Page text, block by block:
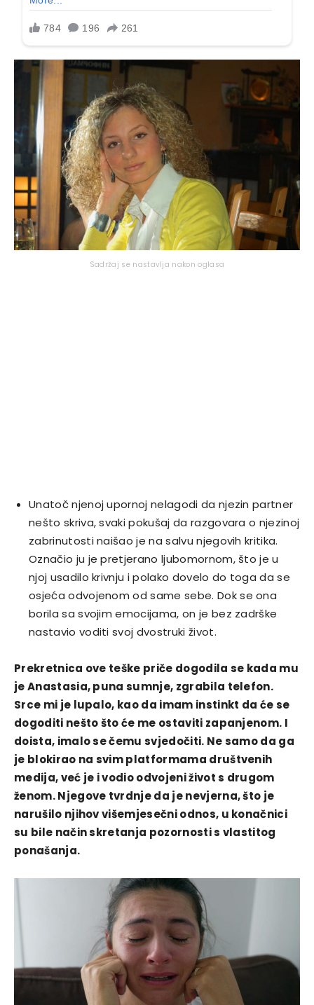
Sadržaj se nastavlja nakon oglasa
Unatoč njenoj upornoj nelagodi da njezin partner
nešto skriva, svaki pokušaj da razgovara o njezinoj
zabrinutosti naišao je na salvu njegovih kritika.
Označio ju je pretjerano ljubomornom, što je u
njoj usadilo krivnju i polako dovelo do toga da se
osjeća odvojenom od same sebe. Dok se ona
borila sa svojim emocijama, on je bez zadrške
nastavio voditi svoj dvostruki život.
Prekretnica ove teške priče dogodila se kada mu
je Anastasia, puna sumnje, zgrabila telefon.
Srce mi je lupalo, kao da imam instinkt da će se
dogoditi nešto što će me ostaviti zapanjenom. I
doista, imalo se čemu svjedočiti. Ne samo da ga
je blokirao na svim platformama društvenih
medija, već je i vodio odvojeni život s drugom
ženom. Njegove tvrdnje da je nevjerna, što je
narušilo njihov višemjesečni odnos, u konačnici
su bile način skretanja pozornosti s vlastitog
ponašanja.